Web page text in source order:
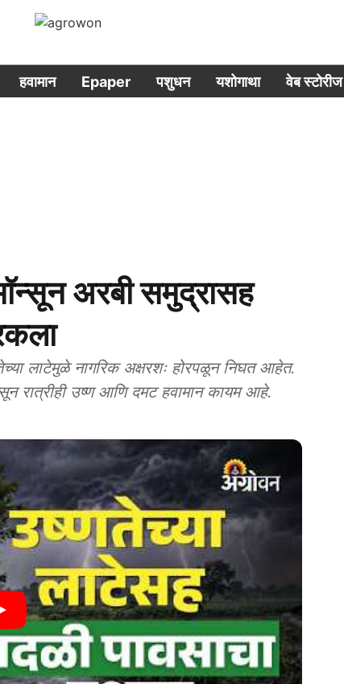
हवामान Epaper पशुधन यशोगाथा वेब स्टोरीज
अरबी समुद्रासह
लाटेमुळे नागरिक अक्षरशः होरपळून निघत आहेत.
रात्रीही उष्ण आणि दमट हवामान कायम आहे.